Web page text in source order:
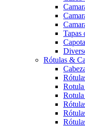
Tapas
Rótulas &